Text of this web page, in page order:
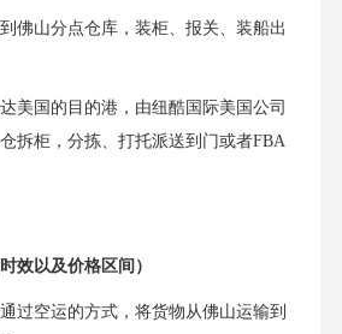
佛山分点仓库，装柜、报关、装船出
美国的目的港，由纽酷国际美国公司
拆柜，分拣、打托派送到门或者FBA
效以及价格区间）
过空运的方式，将货物从佛山运输到